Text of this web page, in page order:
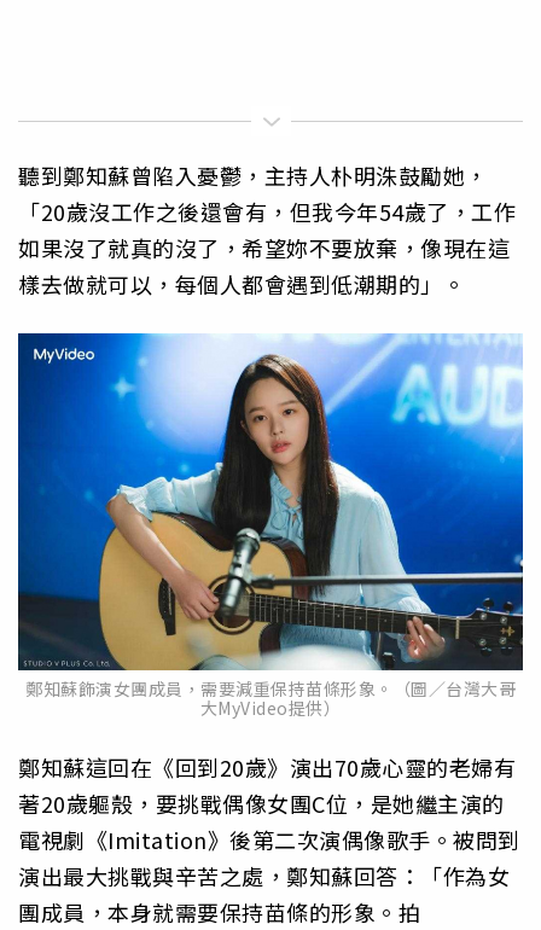
聽到鄭知蘇曾陷入憂鬱，主持人朴明洙鼓勵她，
「20歲沒工作之後還會有，但我今年54歲了，工作
如果沒了就真的沒了，希望妳不要放棄，像現在這
樣去做就可以，每個人都會遇到低潮期的」。
鄭知蘇飾演女團成員，需要減重保持苗條形象。（圖／台灣大哥
大MyVideo提供）
鄭知蘇這回在《回到20歲》演出70歲心靈的老婦有
著20歲軀殼，要挑戰偶像女團C位，是她繼主演的
電視劇《Imitation》後第二次演偶像歌手。被問到
演出最大挑戰與辛苦之處，鄭知蘇回答：「作為女
團成員，本身就需要保持苗條的形象。拍